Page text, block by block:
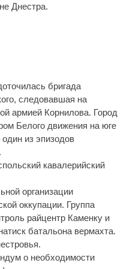
Днестра.
бригада
следовавшая на
армией Корнилова. Город
Белого движения на юге
из эпизодов
кавалерийский
организации
оккупации. Группа
райцентр Каменку и
батальона вермахта.
о необходимости